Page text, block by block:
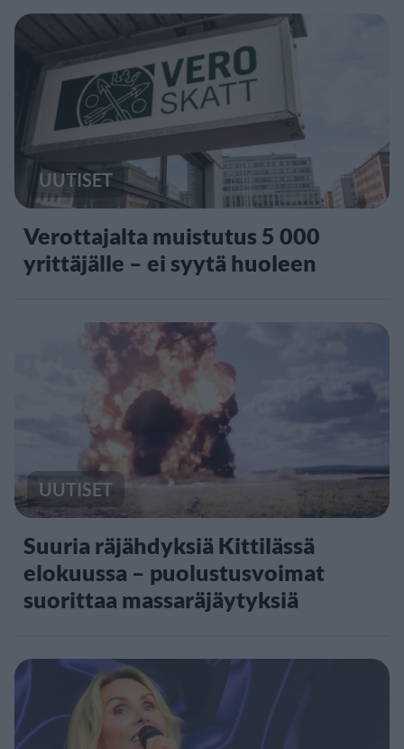
UUTISET
Verottajalta muistutus 5 000
yrittäjälle – ei syytä huoleen
UUTISET
Suuria räjähdyksiä Kittilässä
elokuussa – puolustusvoimat
suorittaa massaräjäytyksiä